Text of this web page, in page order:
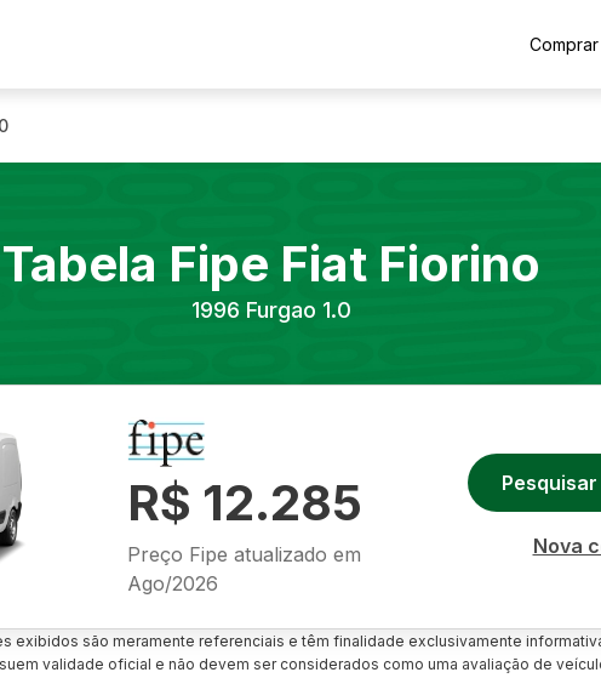
Comprar
Tabela Fipe Fiat Fiorino
1996 Furgao 1.0
R$ 12.285
Preço Fipe atualizado em
Ago/2026
Nova
exibidos são meramente referenciais e têm finalidade exclusivamente
validade oficial e não devem ser considerados como uma avaliação de